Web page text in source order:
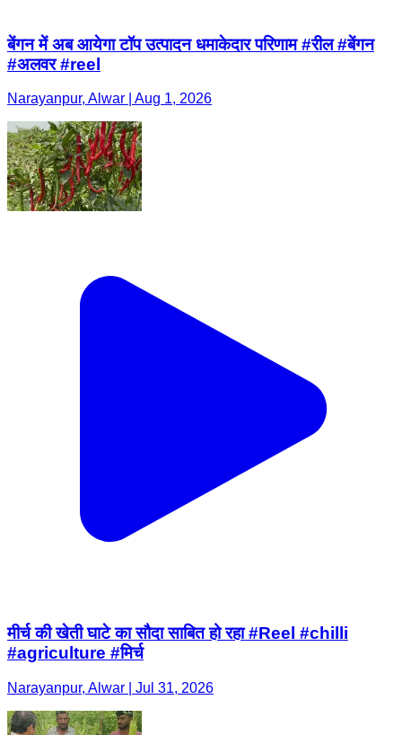
बेंगन में अब आयेगा टॉप उत्पादन धमाकेदार परिणाम #रील #बेंगन
#अलवर #reel
Narayanpur, Alwar | Aug 1, 2026
मीर्च की खेती घाटे का सौदा साबित हो रहा #Reel #chilli
#agriculture #मिर्च
Narayanpur, Alwar | Jul 31, 2026